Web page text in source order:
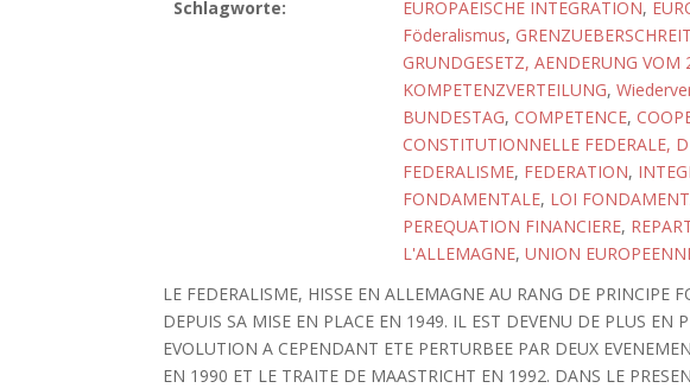
Schlagworte:
EUROPAEISCHE INTEGRATION,
Föderalismus,
GRUNDGESETZ, AENDERUNG VOM
KOMPETENZVERTEILUNG,
BUNDESTAG, COMPETENCE,
CONSTITUTIONNELLE FEDERALE,
FEDERALISME, FEDERATION,
FONDAMENTALE, LOI
PEREQUATION FINANCIERE,
L'ALLEMAGNE, UNION
LE FEDERALISME, HISSE EN ALLEMAGNE AU RANG DE
DEPUIS SA MISE EN PLACE EN 1949. IL EST DEVENU DE PLUS EN
EVOLUTION A CEPENDANT ETE PERTURBEE PAR DEUX
EN 1990 ET LE TRAITE DE MAASTRICHT EN 1992. DANS LE